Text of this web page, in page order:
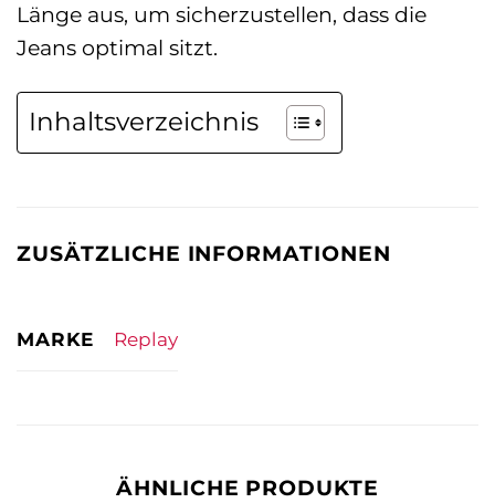
Länge aus, um sicherzustellen, dass die
Jeans optimal sitzt.
Inhaltsverzeichnis
ZUSÄTZLICHE INFORMATIONEN
MARKE Replay
ÄHNLICHE PRODUKTE